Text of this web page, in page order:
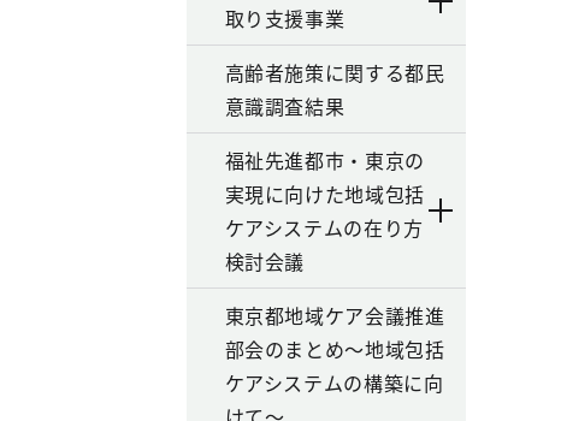
取り支援事業
高齢者施策に関する都民
意識調査結果
福祉先進都市・東京の
実現に向けた地域包括
ケアシステムの在り方
検討会議
東京都地域ケア会議推進
部会のまとめ～地域包括
ケアシステムの構築に向